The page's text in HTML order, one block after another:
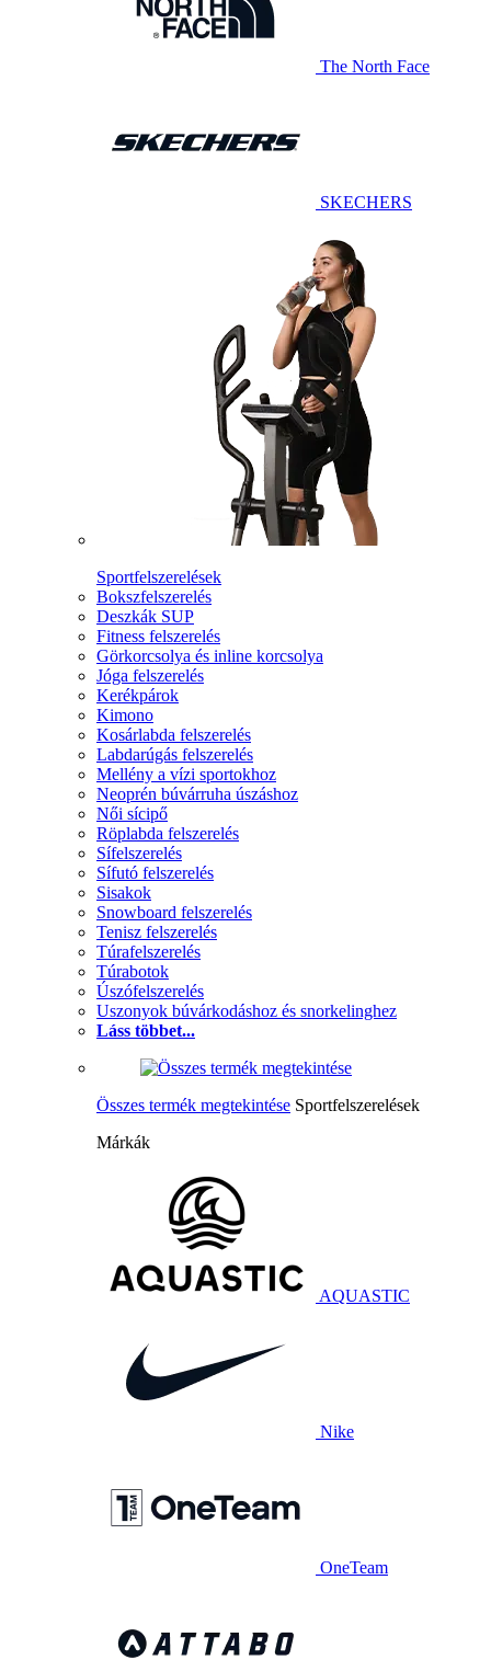
The North Face
SKECHERS
Sportfelszerelések
Bokszfelszerelés
Deszkák SUP
Fitness felszerelés
Görkorcsolya és inline korcsolya
Jóga felszerelés
Kerékpárok
Kimono
Kosárlabda felszerelés
Labdarúgás felszerelés
Mellény a vízi sportokhoz
Neoprén búvárruha úszáshoz
Női sícipő
Röplabda felszerelés
Sífelszerelés
Sífutó felszerelés
Sisakok
Snowboard felszerelés
Tenisz felszerelés
Túrafelszerelés
Túrabotok
Úszófelszerelés
Uszonyok búvárkodáshoz és snorkelinghez
Láss többet...
Összes termék megtekintése Sportfelszerelések
Márkák
AQUASTIC
Nike
OneTeam